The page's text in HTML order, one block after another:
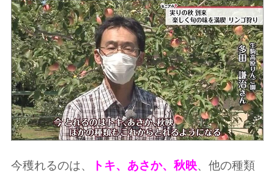
今穫れるのは、 トキ、あさか、秋映、他の種類